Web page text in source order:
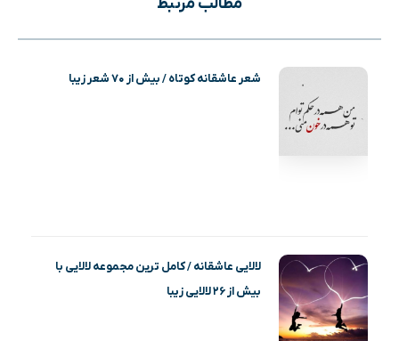
شعر عاشقانه کوتاه / بیش از ۷۰ شعر زیبا
لالایی عاشقانه / کامل ترین مجموعه لالایی با
بیش از ۲۶ لالایی زیبا